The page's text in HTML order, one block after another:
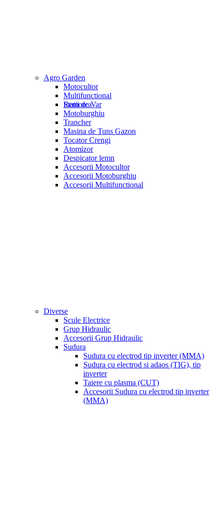
Statii de Var
Agro Garden
Motocultor
Multifunctional
Remorca
Motoburghiu
Trancher
Masina de Tuns Gazon
Tocator Crengi
Atomizor
Despicator lemn
Accesorii Motocultor
Accesorii Motoburghiu
Accesorii Multifunctional
Diverse
Scule Electrice
Grup Hidraulic
Accesorii Grup Hidraulic
Sudura
Sudura cu electrod tip inverter (MMA)
Sudura cu electrod si adaos (TIG), tip
inverter
Taiere cu plasma (CUT)
Accesorii Sudura cu electrod tip inverter
(MMA)